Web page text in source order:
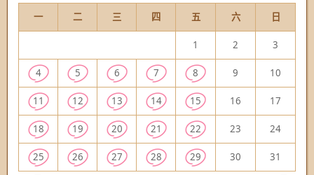
一
二 三 四 五 六 日
1 2 3
4 5 6 7 8 9 10
11 12 13 14 15 16 17
18 19 20 21 22 23 24
25 26 27 28 29 30 31